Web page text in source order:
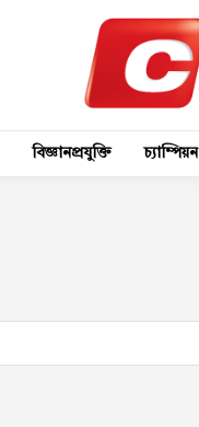
বিজ্ঞানপ্রযুক্তি চ্যাম্পিয়ন